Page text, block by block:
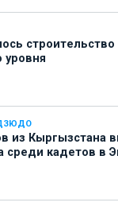
уровня
из Кыргызстана
среди кадетов в